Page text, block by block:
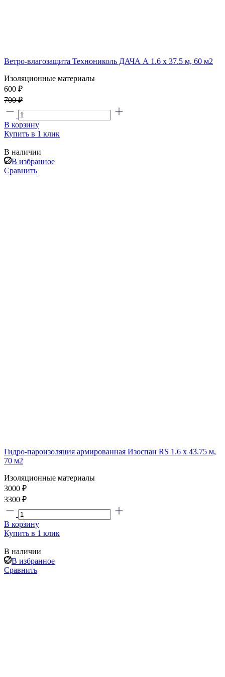
Ветро-влагозащита Технониколь ДАЧА А 1.6 x 37.5 м, 60 м2
Изоляционные материалы
600 ₽
700 ₽
В корзину
Купить в 1 клик
В наличии
В избранное
Сравнить
Гидро-пароизоляция армированная Изоспан RS 1.6 х 43.75 м,
70 м2
Изоляционные материалы
3000 ₽
3300 ₽
В корзину
Купить в 1 клик
В наличии
В избранное
Сравнить